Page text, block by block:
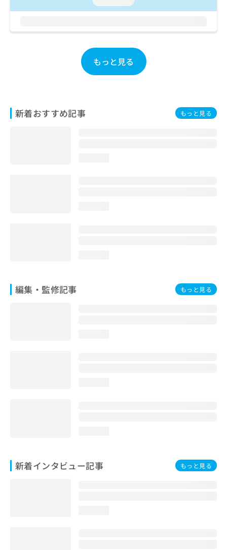
もっと見る
新着おすすめ記事 もっと見る
編集・監修記事 もっと見る
新着インタビュー記事 もっと見る